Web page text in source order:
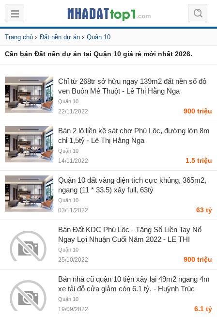
Trang chủ › Đất nền dự án › Quận 10
Cần bán Đất nền dự án tại Quận 10 giá rẻ mới nhất 2026.
Chỉ từ 268tr sở hữu ngay 139m2 đất nền sổ đỏ
ven Buôn Mê Thuột - Lê Thị Hằng Nga
Quận 10
22/11/2022 900 triệu
Bán 2 lô liền kề sát chợ Phú Lộc, đường lớn 8m
chỉ 1,5tỷ - Lê Thị Hằng Nga
Quận 10
14/11/2022 1.5 triệu
Quận 10 đất vàng diện tích cực khủng, 365m2,
ngang (11 * 33.5) xây full, 63tỷ
Quận 10
03/11/2022 63 tỷ
Bán Đất KDC Phú Lộc - Tặng Sổ Liền Tay Nổ
Ngay Lợi Nhuận Cuối Năm 2022 - LE THI
HANG NGA
Quận 10
25/10/2022 900 triệu
Bán nhà cũ quận 10 tiện xây lại 49m2 ngang 4m
xe tải đỗ cửa giảm còn 6.1 tỷ. - Huỳnh Trúc
Quận 10
19/09/2022 6.1 tỷ